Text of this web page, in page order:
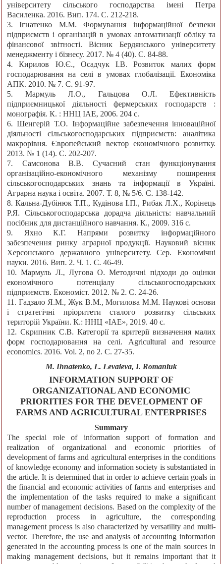
університету сільського господарства імені Петра
Василенка. 2016. Вип. 174. С. 212-218.
3. Ігнатенко М.М. Формування інформаційної безпеки
підприємств і організацій в умовах автоматизації обліку та
фінансової звітності. Вісник Бердянського університету
менеджменту і бізнесу. 2017. № 4 (40). С. 84-88.
4. Кирилов Ю.Є., Осадчук І.В. Розвиток малих форм
господарювання на селі в умовах глобалізації. Економіка
АПК. 2010. № 7. С. 91-97.
5. Мармуль Л.О., Гальцова О.Л. Ефективність
підприємницької діяльності фермерських господарств :
монографія. К. : ННЦ ІАЕ, 2006. 204 с.
6. Шенгерій Т.О. Інформаційне забезпечення інноваційної
діяльності сільськогосподарських підприємств: аналітика
макрорівня. Європейський вектор економічного розвитку.
2013. № 1 (14). С. 202-207.
7. Самсонова В.В. Сучасний стан функціонування
організаційно-економічного механізму поширення
сільськогосподарських знань та інформації в Україні.
Аграрна наука і освіта. 2007. Т. 8, № 5/6. С. 138-142.
8. Кальна-Дубінюк Т.П., Кудінова І.П., Рибак Л.Х., Корінець
Р.Я. Сільськогосподарська дорадча діяльність: навчальний
посібник для дистанційного навчання. К., 2009. 316 с.
9. Яхно К.Г. Напрями розвитку інформаційного
забезпечення ринку аграрної продукції. Науковий вісник
Херсонського державного університету. Сер. Економічні
науки. 2016. Вип. 2. Ч. 1. С. 46-49.
10. Мармуль Л., Лугова О. Методичні підходи до оцінки
економічного потенціалу сільськогосподарських
підприємств. Економіст. 2012. № 2. С. 24-26.
11. Гадзало Я.М., Жук В.М., Могилова М.М. Наукові основи
і стратегічні пріоритети сталого розвитку сільських
територій України. К.: ННЦ «ІАЕ», 2019. 40 с.
12. Скрипник С.В. Категорії та критерії визначення малих
форм господарювання на селі. Agricultural and resource
economics. 2016. Vol. 2, no 2. С. 27-35.
M. Іhnatenko, L. Levaieva, I. Romaniuk
INFORMATION SUPPORT OF
ORGANIZATIONAL AND ECONOMIC
PRIORITIES FOR THE DEVELOPMENT OF
FARMS AND AGRICULTURAL ENTERPRISES
Summary
The special role of information support of formation and
realization of organizational and economic priorities of
development of farms and agricultural enterprises in the conditions
of knowledge economy and information society is substantiated in
the article. It is determined that in order to achieve certain goals in
the financial and economic activities of farms and enterprises and
the implementation of the tasks required to make a significant
number of management decisions. Based on the complexity of the
reproduction process in agriculture, the corresponding
management process is also characterized by versatility and multi-
vector. Therefore, the use and analysis of accounting information
generated in the accounting process is one of the main sources in
making management decisions, but it remains important that it